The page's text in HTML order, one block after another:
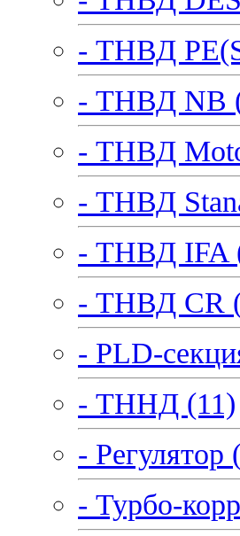
- ТНВД
- ТНВД NB
- ТНВД
- ТНВД
- ТНВД IFA
- ТНВД CR
- PLD-
- ТННД (11)
- Регулятор
- Турбо-